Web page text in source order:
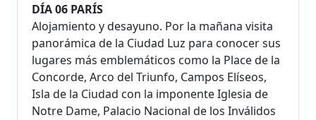
DÍA 06 PARÍS
Alojamiento y desayuno. Por la mañana visita
panorámica de la Ciudad Luz para conocer sus
lugares más emblemáticos como la Place de la
Concorde, Arco del Triunfo, Campos Elíseos,
Isla de la Ciudad con la imponente Iglesia de
Notre Dame, Palacio Nacional de los Inválidos